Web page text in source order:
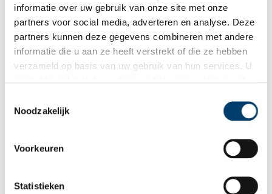
informatie over uw gebruik van onze site met onze
partners voor social media, adverteren en analyse. Deze
partners kunnen deze gegevens combineren met andere
informatie die u aan ze heeft verstrekt of die ze hebben
verzameld op basis van uw gebruik van hun services. U
Noodzakelijk
Voorkeuren
Statistieken
Vink dit aan als u op de hoogte gehouden wil worden.